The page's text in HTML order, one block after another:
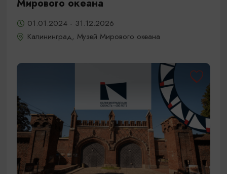
Мирового океана
01.01.2024 - 31.12.2026
Калининград, Музей Мирового океана